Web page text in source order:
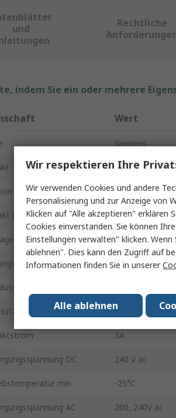
und
Rechtliche
indem Sie ein oder mehrere
Wert
Siemens
Typ
Überspannung
Konfiguration 1-poliger
9VA
IP20
3A
DC 240 V ac
min. -25°C
AC 200, 240V ac
Wir respektieren Ihre
Wir verwenden Cookies und andere
Personalisierung und zur Anzeige von
Klicken auf "Alle akzeptieren" erklären
Cookies einverstanden. Sie können
Einstellungen verwalten" klicken.
ablehnen". Dies kann den Zugriff auf
Informationen finden Sie in unserer
Alle ablehnen